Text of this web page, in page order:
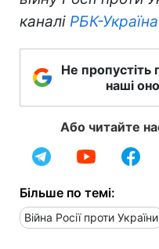
каналі РБК-
Не пропустіть
наші
Або читайте
Більше по темі:
Війна Росії проти України